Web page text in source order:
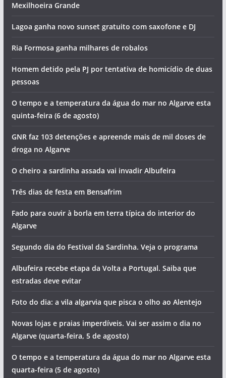
Mexilhoeira Grande
Lagoa ganha novo sunset gratuito com saxofone e DJ
Ria Formosa ganha milhares de robalos
Homem detido pela PJ por tentativa de homicídio de duas
pessoas
O tempo e a temperatura da água do mar no Algarve esta
quinta-feira (6 de agosto)
GNR faz 103 detenções e apreende mais de mil doses de
droga no Algarve
O cheiro a sardinha assada vai invadir Albufeira
Três dias de festa em Bensafrim
Fado para ouvir à borla em terra típica do interior do
Algarve
Segundo dia do Festival da Sardinha. Veja o programa
Albufeira recebe etapa da Volta a Portugal. Saiba que
estradas deve evitar
Foto do dia: a vila algarvia que pisca o olho ao Alentejo
Novas lojas e praias imperdíveis. Vai ser assim o dia no
Algarve (quarta-feira, 5 de agosto)
O tempo e a temperatura da água do mar no Algarve esta
quarta-feira (5 de agosto)